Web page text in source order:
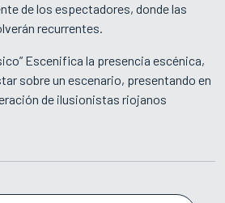
de los espectadores, donde las
recurrentes.
Escenifica la presencia escénica,
sobre un escenario, presentando en
de ilusionistas riojanos